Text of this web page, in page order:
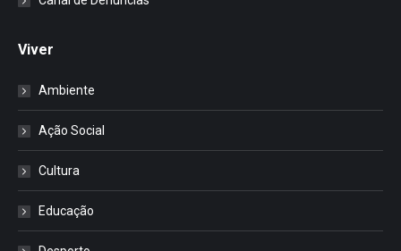
Viver
Ambiente
Ação Social
Cultura
Educação